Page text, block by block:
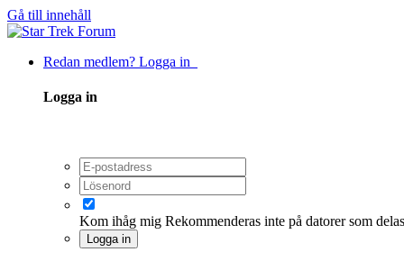
Gå till innehåll
Redan medlem? Logga in
Logga in
Kom ihåg mig Rekommenderas inte på datorer som
Logga in